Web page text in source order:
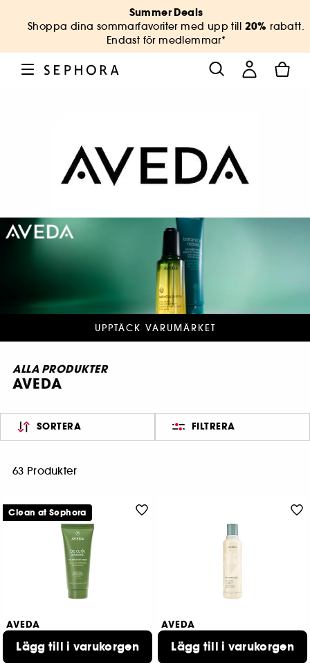
Summer Deals
Shoppa dina sommarfavoriter med upp till 20% rabatt.
Endast för medlemmar*
UPPTÄCK VARUMÄRKET
ALLA PRODUKTER
AVEDA
SORTERA FILTRERA
63 Produkter
AVEDA
Enhancer Cream
Lägg till i varukorgen
Clean at Sephora
AVEDA
Body Lotion
Lägg till i varukorgen